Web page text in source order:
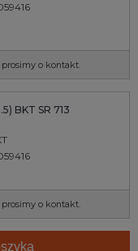
o kontakt.
BKT SR 713
o kontakt.